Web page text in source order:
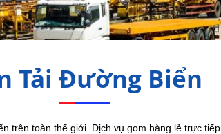
Tải Đường Biển
trên toàn thế giới. Dịch vụ gom hàng lẻ trực